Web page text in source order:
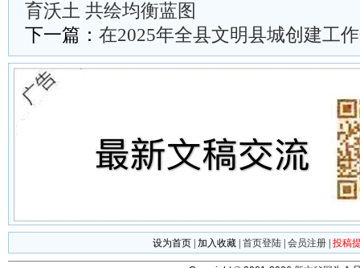
育沃土 共绘均衡蓝图
下一篇： 在2025年全县文明县城创建工
设为首页 加入收藏 首页登陆 会员注册 投稿